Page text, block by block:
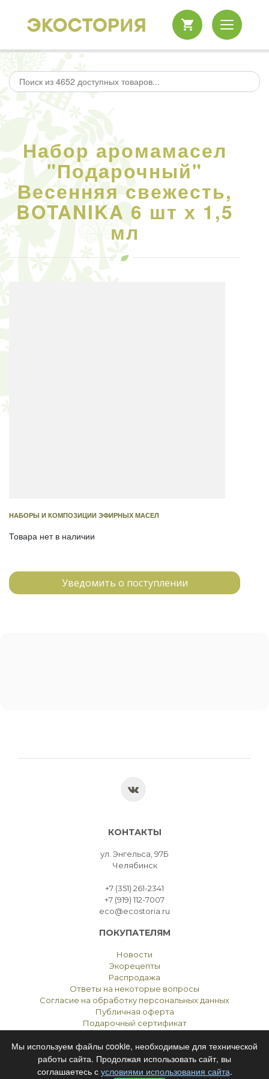
Набор аромамасел
"Подарочный"
Весенняя свежесть,
BOTANIKA 6 шт х 1,5
мл
НАБОРЫ И КОМПОЗИЦИИ ЭФИРНЫХ МАСЕЛ
Товара нет в наличии
Уведомить о поступлении
КОНТАКТЫ
ул. Энгельса, 97Б
Челябинск
+7 (351) 261-2341
+7 (919) 112-7007
eco@ecostoria.ru
ПОКУПАТЕЛЯМ
Новости
Экорецепты
Распродажа
Ответы на некоторые вопросы
Согласие на обработку персональных данных
Публичная оферта
Подарочный сертификат
ЭКОСТОРИЯЧЕЛЯБИНСК © 2021
Мы используем файлы cookie, необходимые для технической
работы сайта. Продолжая использовать сайт, вы
соглашаетесь с условиями использования сайта.